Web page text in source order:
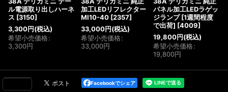
ル電源取り出しハーネ
ス [3150]
3,300円 (税込)
希望小売価格:
3,300円
加工LEDリフレクター
MI10-40 [2357]
33,000円 (税込)
希望小売価格:
33,000円
パネル加工LEDラゲッ
ジランプ [1週間程度
で出荷] [4009]
19,800円 (税込)
希望小売価格:
19,800円
Facebookでシェア